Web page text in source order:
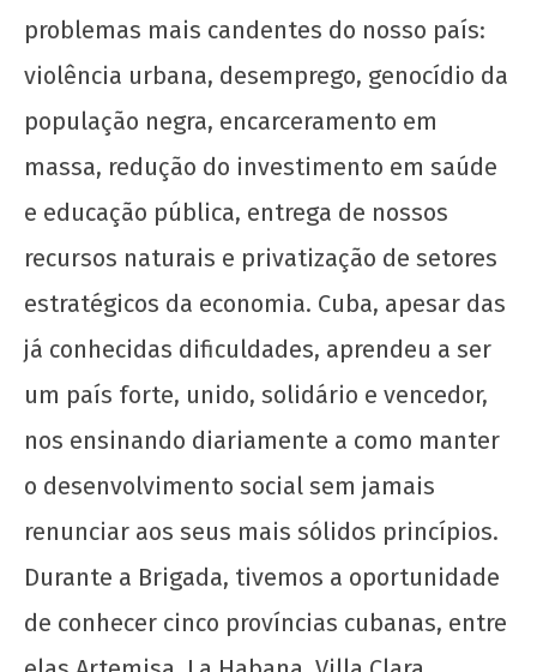
problemas mais candentes do nosso país:
violência urbana, desemprego, genocídio da
população negra, encarceramento em
massa, redução do investimento em saúde
e educação pública, entrega de nossos
recursos naturais e privatização de setores
estratégicos da economia. Cuba, apesar das
já conhecidas dificuldades, aprendeu a ser
um país forte, unido, solidário e vencedor,
nos ensinando diariamente a como manter
o desenvolvimento social sem jamais
renunciar aos seus mais sólidos princípios.
Durante a Brigada, tivemos a oportunidade
de conhecer cinco províncias cubanas, entre